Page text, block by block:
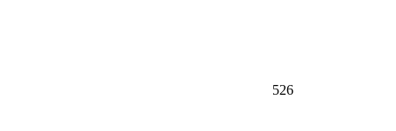
526